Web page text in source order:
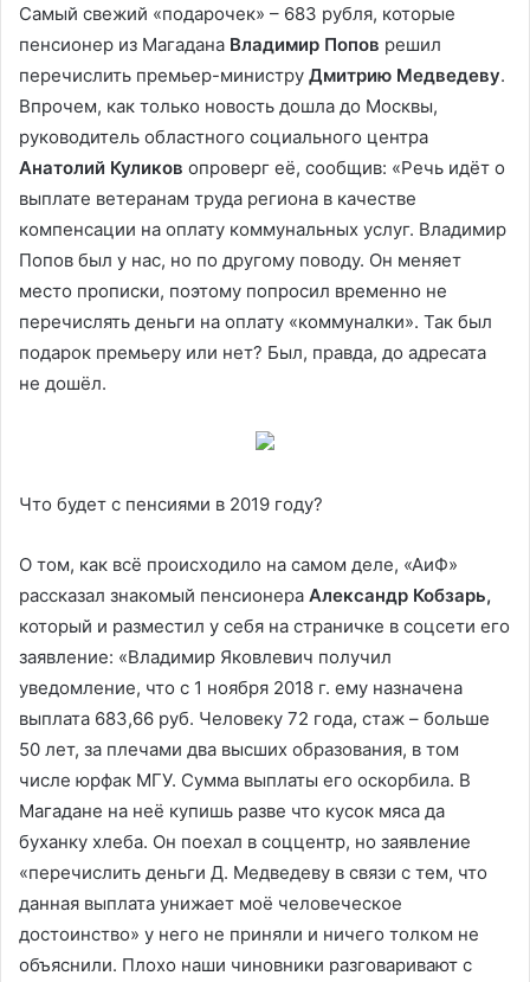
Самый свежий «подарочек» – 683 рубля, которые
пенсионер из Магадана Владимир Попов решил
перечислить премьер-министру Дмитрию Медведеву.
Впрочем, как только новость дошла до Москвы,
руководитель областного социального центра
Анатолий Куликов опроверг её, сообщив: «Речь идёт о
выплате ветеранам труда региона в качестве
компенсации на оплату коммунальных услуг. Владимир
Попов был у нас, но по другому поводу. Он меняет
место прописки, поэтому по­просил временно не
перечислять деньги на оплату «коммуналки». Так был
подарок премьеру или нет? Был, правда, до адресата
не дошёл.
Что будет с пенсиями в 2019 году?
О том, как всё происходило на самом деле, «АиФ»
рассказал знакомый пенсионера Александр Кобзарь,
который и разместил у себя на страничке в соцсети его
заявление: «Владимир Яковлевич получил
уведомление, что с 1 ноября 2018 г. ему назначена
выплата 683,66 руб. Человеку 72 года, стаж – больше
50 лет, за плечами два высших образования, в том
числе юрфак МГУ. Сумма выплаты его оскорбила. В
Магадане на неё купишь разве что кусок мяса да
буханку хлеба. Он поехал в соццентр, но заявление
«перечислить деньги Д. Медведеву в связи с тем, что
данная выплата унижает моё человеческое
достоинство» у него не приняли и ничего толком не
объяснили. Плохо наши чиновники разговаривают с